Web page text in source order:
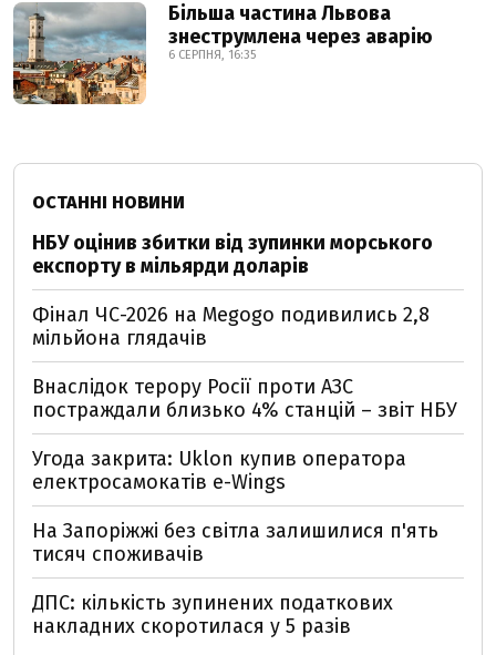
Більша частина Львова
знеструмлена через аварію
6 СЕРПНЯ, 16:35
ОСТАННІ НОВИНИ
НБУ оцінив збитки від зупинки морського
експорту в мільярди доларів
Фінал ЧС-2026 на Megogo подивились 2,8
мільйона глядачів
Внаслідок терору Росії проти АЗС
постраждали близько 4% станцій – звіт НБУ
Угода закрита: Uklon купив оператора
електросамокатів e-Wings
На Запоріжжі без світла залишилися п'ять
тисяч споживачів
ДПС: кількість зупинених податкових
накладних скоротилася у 5 разів